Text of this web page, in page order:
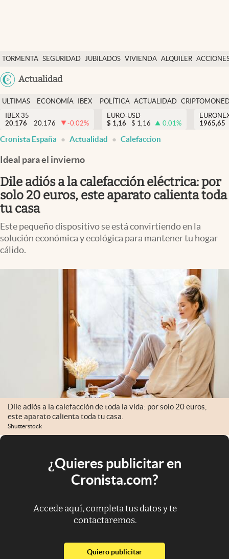
TORMENTA SEGURIDAD JUBILADOS VIVIENDA ALQUILER
USA
Actualidad
Economía y finanzas
Política
Actualidad
Criptomonedas
España
ULTIMAS
NOTICIAS
ECONOMÍA
FINANZAS
IBEX
EURO
POLÍTICA ACTUALIDAD
IBEX 35
20.176
20.176 -0.02%
EURO-USD
$ 1,16 $ 1,16 0.01%
1965,65
Cronista España Actualidad Calefaccion
Ideal para el invierno
Dile adiós a la calefacción eléctrica: por
solo 20 euros, este aparato calienta toda
tu casa
Este pequeño dispositivo se está convirtiendo en la
solución económica y ecológica para mantener tu hogar
cálido.
Dile adiós a la calefacción de toda la vida: por solo 20 euros,
este aparato calienta toda tu casa.
Shutterstock
¿Quieres publicitar en
Cronista.com?
Accede aquí, completa tus datos y te
contactaremos.
Quiero publicitarabre en nueva pestaña